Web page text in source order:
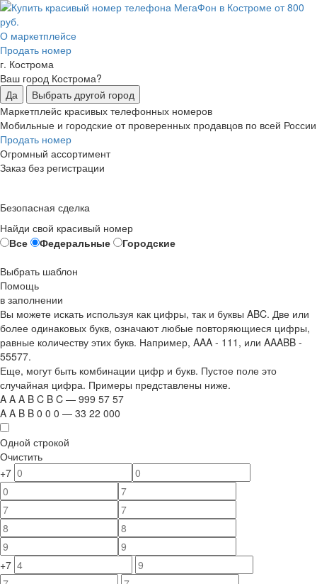
О маркетплейсе
Продать номер
г. Кострома
Ваш город Кострома?
Да
Выбрать другой город
Маркетплейс красивых телефонных номеров
Мобильные и городские от проверенных продавцов по всей России
Продать номер
Огромный ассортимент
Заказ без регистрации
Безопасная сделка
Найди свой красивый номер
Все
Федеральные
Городские
Выбрать шаблон
Помощь
в заполнении
Вы можете искать используя как цифры, так и буквы ABC. Две или
более одинаковых букв, означают любые повторяющиеся цифры,
равные количеству этих букв. Например, AAA - 111 , или AAABB -
55577.
Еще, могут быть комбинации цифр и букв. Пустое поле это
случайная цифра. Примеры представлены ниже.
A A A B C B C — 999 57 57
A A B B 0 0 0 — 33 22 000
Одной строкой
Очистить
+7
+7